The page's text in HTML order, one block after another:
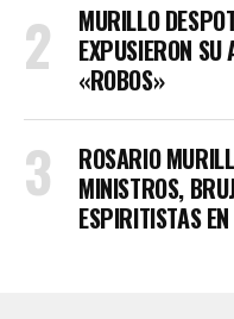
MURILLO
EXPUSIERON
«ROBOS»
ROSARIO
MINISTROS,
ESPIRITISTAS